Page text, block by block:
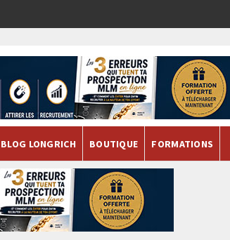
BLOG LONGRICH BOUTIQUE FORMATIONS